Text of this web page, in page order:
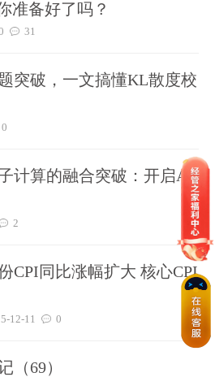
准备好了吗？
31
突破，一文搞懂KL散度校
0
计算的融合突破：开启AI
2
CPI同比涨幅扩大 核心CPI
12-11 0
（69）